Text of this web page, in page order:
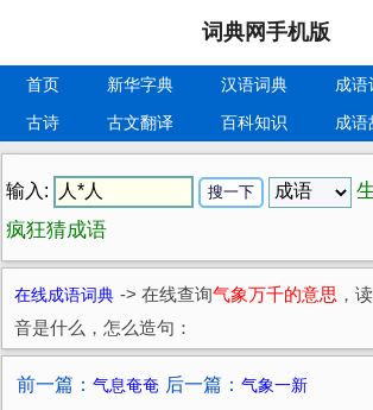
词典网手机版
首页 新华字典 汉语词典 成语
古诗
古文翻译 百科知识 成语
输入:
疯狂猜成语
在线成语词典 -> 在线查询气象万千的意思 ，
音是什么，怎么造句：
前一篇： 气息奄奄 后一篇： 气象一新